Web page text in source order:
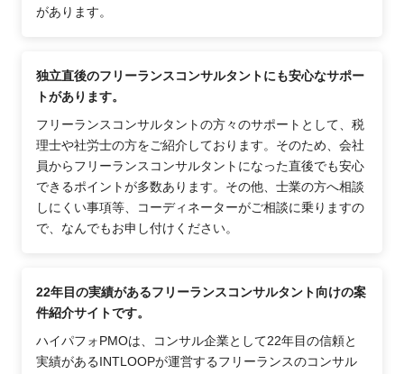
があります。
独立直後のフリーランスコンサルタントにも安心なサポー
トがあります。
フリーランスコンサルタントの方々のサポートとして、税
理士や社労士の方をご紹介しております。そのため、会社
員からフリーランスコンサルタントになった直後でも安心
できるポイントが多数あります。その他、士業の方へ相談
しにくい事項等、コーディネーターがご相談に乗りますの
で、なんでもお申し付けください。
22年目の実績があるフリーランスコンサルタント向けの案
件紹介サイトです。
ハイパフォPMOは、コンサル企業として22年目の信頼と
実績があるINTLOOPが運営するフリーランスのコンサル